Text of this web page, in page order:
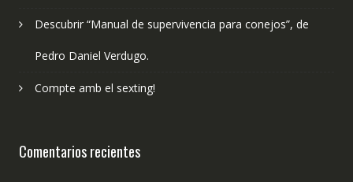
Descubrir “Manual de supervivencia para conejos”, de
Pedro Daniel Verdugo.
Compte amb el sexting!
Comentarios recientes